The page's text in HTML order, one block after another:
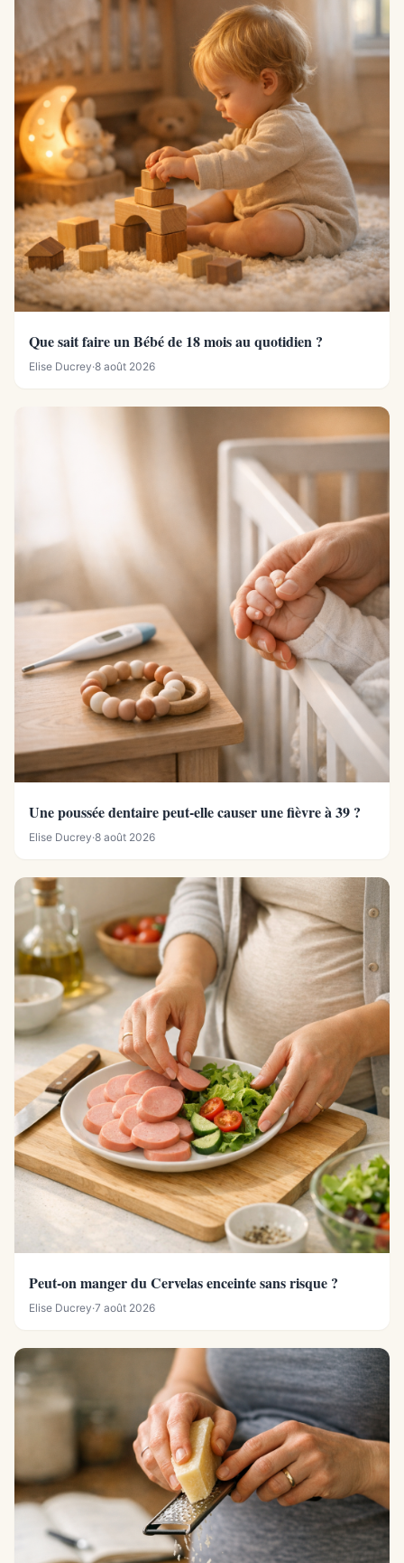
Que sait faire un Bébé de 18 mois au quotidien ?
Elise Ducrey·8 août 2026
Une poussée dentaire peut-elle causer une fièvre à 39 ?
Elise Ducrey·8 août 2026
Peut-on manger du Cervelas enceinte sans risque ?
Elise Ducrey·7 août 2026